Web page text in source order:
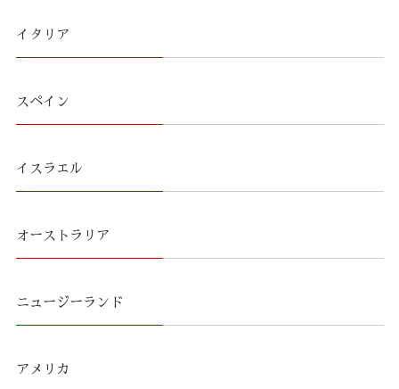
イタリア
スペイン
イスラエル
オーストラリア
ニュージーランド
アメリカ